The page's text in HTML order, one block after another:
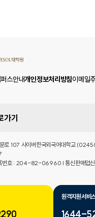
스안내개인정보처리방침이메일
가기
문로 107 사이버한국외국어대학교
번호 : 204-82-06960 | 통신판매업
원격지원서비
1644-